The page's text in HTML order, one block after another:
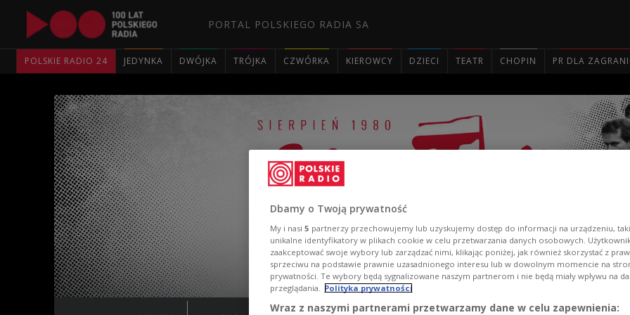
PORTAL POLSKIEGO RADIA SA
POLSKIE RADIO 24 JEDYNKA DWÓJKA TRÓJKA CZWÓRKA KIEROWCY DZIECI TEATR CHOPIN PR DLA

Dbamy o Twoją prywatność
My i nasi 5 partnerzy przechowujemy lub uzyskujemy dostęp do informacji na urządzeniu,
unikalne identyfikatory w plikach cookie w celu przetwarzania danych osobowych.
zaakceptować swoje wybory lub zarządzać nimi, klikając poniżej, jak również skorzystać z
sprzeciwu na podstawie prawnie uzasadnionego interesu lub w dowolnym momencie na
prywatności. Te wybory będą sygnalizowane naszym partnerom i nie będą miały wpływu na
przeglądania. Polityka prywatności
Wraz z naszymi partnerami przetwarzamy dane w celu zapewnienia: